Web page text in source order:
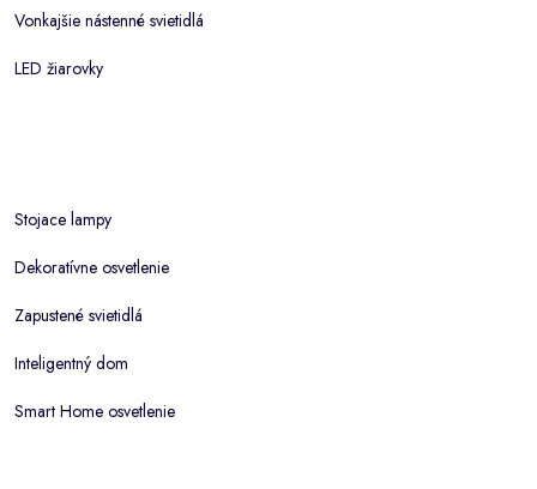
Vonkajšie nástenné svietidlá
LED žiarovky
Stojace lampy
Dekoratívne osvetlenie
Zapustené svietidlá
Inteligentný dom
Smart Home osvetlenie